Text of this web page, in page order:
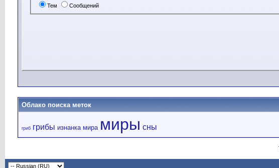
Тем Сообщений
Облако поиска меток
гриб грибы изнанка мира миры сны